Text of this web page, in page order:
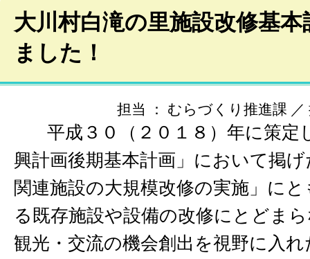
大川村白滝の里施設改修基
ました！
担当 ： むらづくり推進課 ／
平成３０（２０１８）年に策定
興計画後期基本計画」において掲
関連施設の大規模改修の実施」に
る既存施設や設備の改修にとどま
観光・交流の機会創出を視野に入